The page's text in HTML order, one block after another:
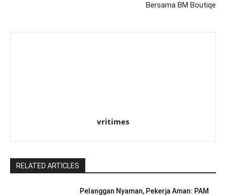
Bersama BM Boutiqe
vritimes
RELATED ARTICLES
Pelanggan Nyaman, Pekerja Aman: PAM